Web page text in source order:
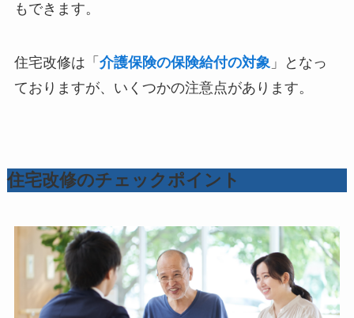
もできます。
住宅改修は「 介護保険の保険給付の対象 」となっ
ておりますが、いくつかの注意点があります。
住宅改修のチェックポイント